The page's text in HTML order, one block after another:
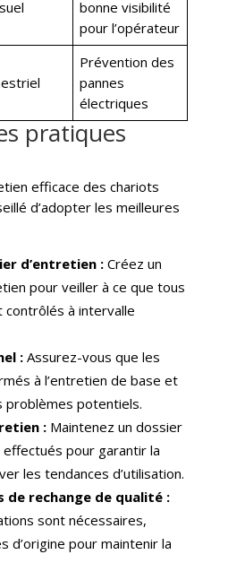
bonne visibilité
pour l’opérateur
Prévention des
pannes
électriques
pratiques
efficace des chariots
d’adopter les meilleures
d’entretien :Créez un
pour veiller à ce que tous
à intervalle
:Assurez-vous que les
à l’entretien de base et
problèmes potentiels.
:Maintenez un dossier
pour garantir la
les tendances d’utilisation.
de rechange de qualité :
sont nécessaires,
d’origine pour maintenir la